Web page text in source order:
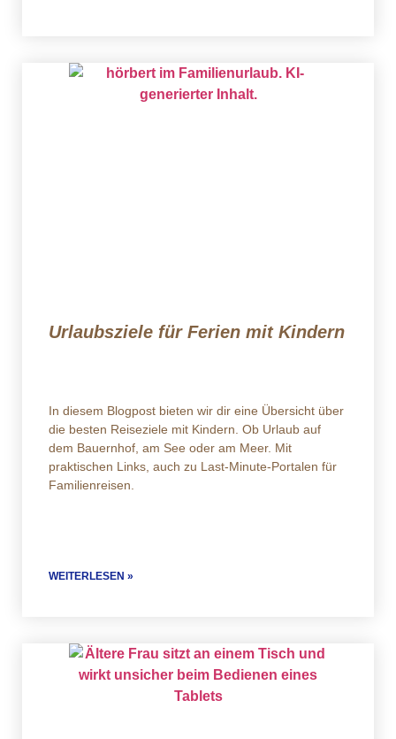
Urlaubsziele für Ferien mit Kindern
In diesem Blogpost bieten wir dir eine Übersicht über
die besten Reiseziele mit Kindern. Ob Urlaub auf
dem Bauernhof, am See oder am Meer. Mit
praktischen Links, auch zu Last-Minute-Portalen für
Familienreisen.
WEITERLESEN »